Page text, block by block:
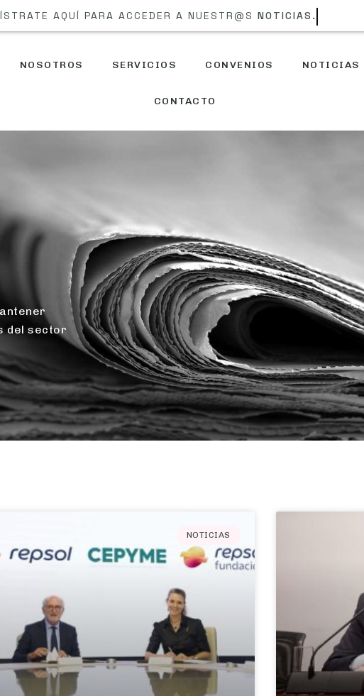
AQUÍ PARA ACCEDER A NUESTR@S NOTICIAS.
NOSOTROS SERVICIOS CONVENIOS NOTICIAS
CONTACTO
del sector
NOTICIAS